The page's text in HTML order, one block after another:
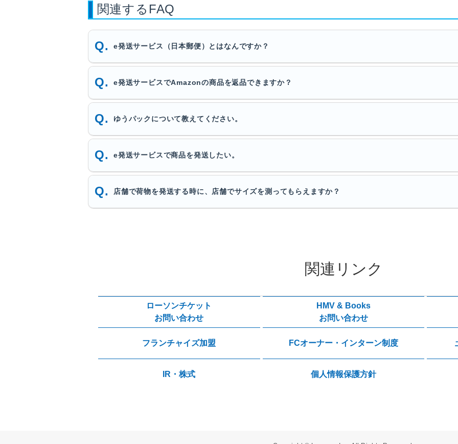
関連するFAQ
e発送サービス（日本郵便）とはなんですか？
e発送サービスでAmazonの商品を返品できますか？
ゆうパックについて教えてください。
e発送サービスで商品を発送したい。
店舗で荷物を発送する時に、店舗でサイズを測ってもらえますか？
関連リンク
ローソンチケット
お問い合わせ
HMV & Books
お問い合わせ
フランチャイズ加盟 FCオーナー・インターン制度
IR・株式 個人情報保護方針